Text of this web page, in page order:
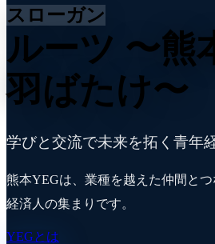
スローガン
ルーツ 〜熊
羽ばたけ〜
学びと交流で未来を拓く青年
熊本YEGは、業種を越えた仲間と
経済人の集まりです。
YEGとは